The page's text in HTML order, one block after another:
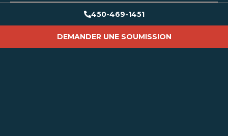
450-469-1451
DEMANDER UNE SOUMISSION